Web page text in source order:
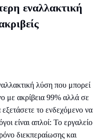
εναλλακτική
λύση που μπορεί
με ακρίβεια 99% αλλά σε
το ενδεχόμενο να
είναι απλοί: Το εργαλείο
διεκπεραίωσης και